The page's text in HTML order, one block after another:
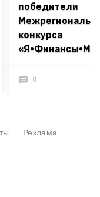
победители
конкурса
0
Реклама